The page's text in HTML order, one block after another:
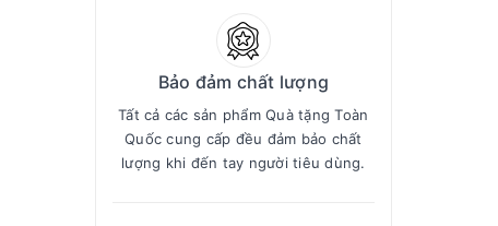
Bảo đảm chất lượng
Tất cả các sản phẩm Quà tặng Toàn
Quốc cung cấp đều đảm bảo chất
lượng khi đến tay người tiêu dùng.